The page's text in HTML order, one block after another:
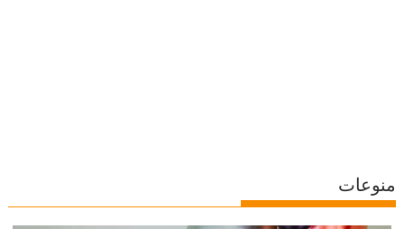
منوعات